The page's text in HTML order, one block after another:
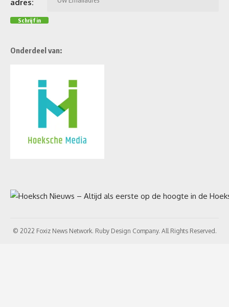
adres:
Onderdeel van:
© 2022 Foxiz News Network. Ruby Design Company. All Rights Reserved.